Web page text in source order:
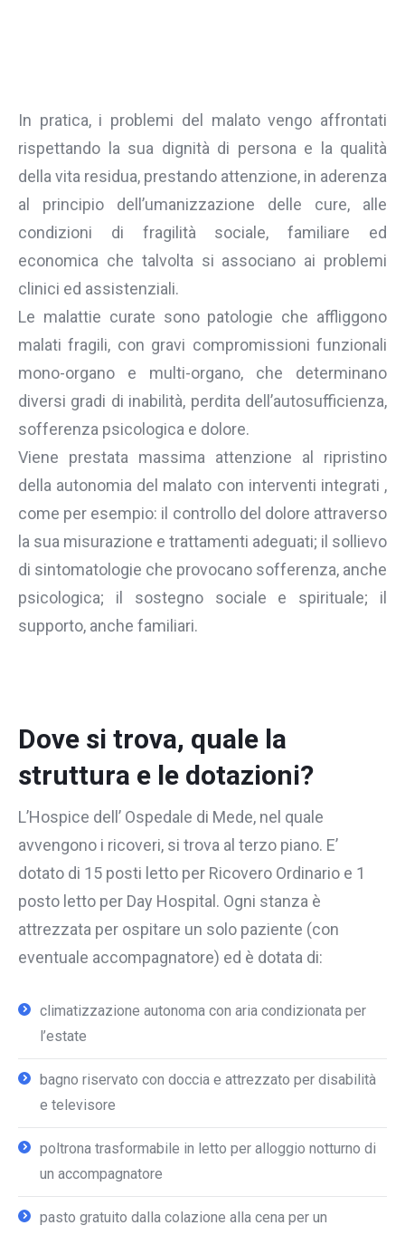
In pratica, i problemi del malato vengo affrontati
rispettando la sua dignità di persona e la qualità
della vita residua, prestando attenzione, in aderenza
al principio dell’umanizzazione delle cure, alle
condizioni di fragilità sociale, familiare ed
economica che talvolta si associano ai problemi
clinici ed assistenziali.
Le malattie curate sono patologie che affliggono
malati fragili, con gravi compromissioni funzionali
mono-organo e multi-organo, che determinano
diversi gradi di inabilità, perdita dell’autosufficienza,
sofferenza psicologica e dolore.
Viene prestata massima attenzione al ripristino
della autonomia del malato con interventi integrati ,
come per esempio: il controllo del dolore attraverso
la sua misurazione e trattamenti adeguati; il sollievo
di sintomatologie che provocano sofferenza, anche
psicologica; il sostegno sociale e spirituale; il
supporto, anche familiari.
Dove si trova, quale la
struttura e le dotazioni?
L’Hospice dell’ Ospedale di Mede, nel quale
avvengono i ricoveri, si trova al terzo piano. E’
dotato di 15 posti letto per Ricovero Ordinario e 1
posto letto per Day Hospital. Ogni stanza è
attrezzata per ospitare un solo paziente (con
eventuale accompagnatore) ed è dotata di:
climatizzazione autonoma con aria condizionata per
l’estate
bagno riservato con doccia e attrezzato per disabilità
e televisore
poltrona trasformabile in letto per alloggio notturno di
un accompagnatore
pasto gratuito dalla colazione alla cena per un